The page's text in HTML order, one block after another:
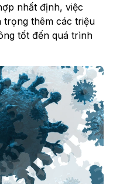
nhất định, việc
trọng thêm các triệu
tốt đến quá trình